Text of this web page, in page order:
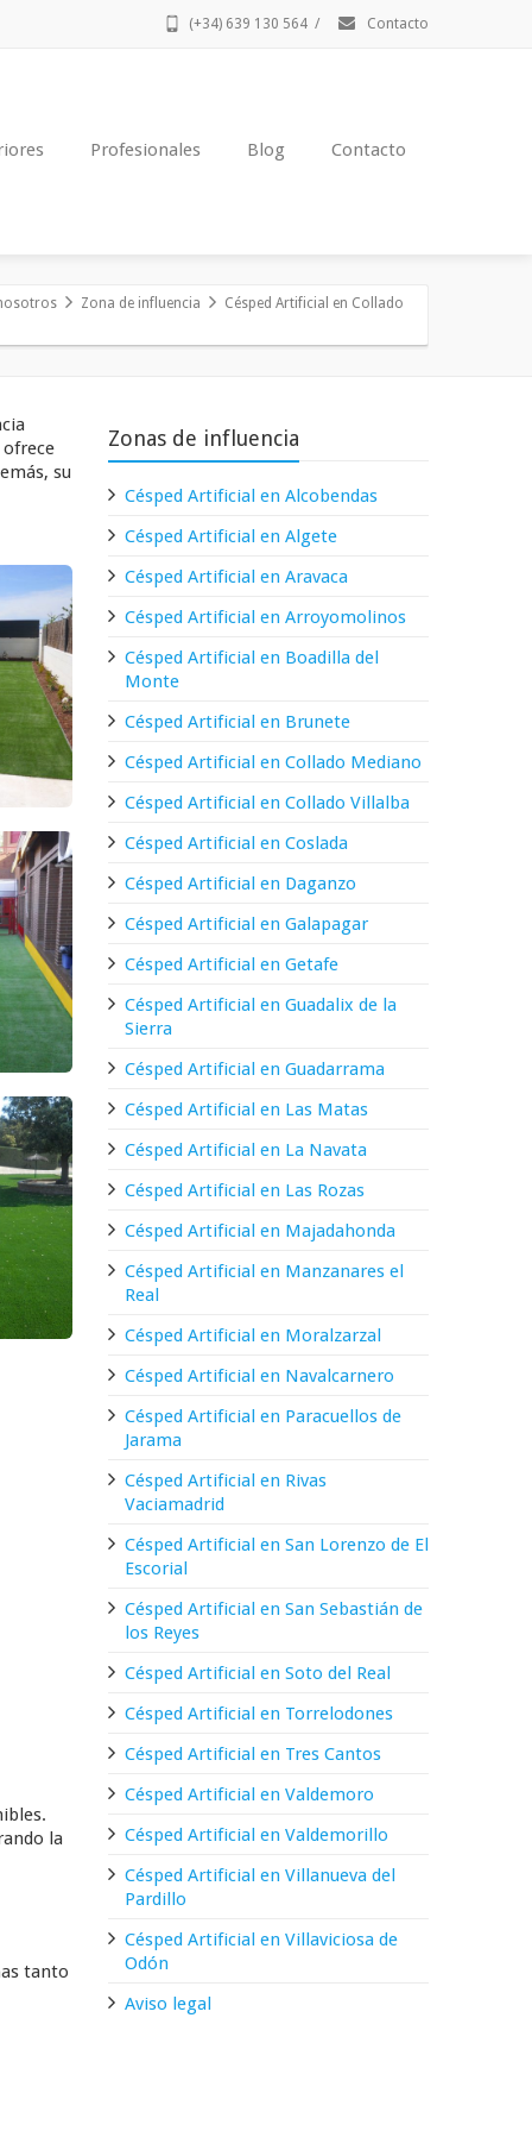
(+34) 639 130 564 / Contacto
Profesionales Blog Contacto
Zona de influencia Césped Artificial en Collado
su
la
tanto
Zonas de influencia
Césped Artificial en Alcobendas
Césped Artificial en Algete
Césped Artificial en Aravaca
Césped Artificial en Arroyomolinos
Césped Artificial en Boadilla del
Monte
Césped Artificial en Brunete
Césped Artificial en Collado Mediano
Césped Artificial en Collado Villalba
Césped Artificial en Coslada
Césped Artificial en Daganzo
Césped Artificial en Galapagar
Césped Artificial en Getafe
Césped Artificial en Guadalix de la
Sierra
Césped Artificial en Guadarrama
Césped Artificial en Las Matas
Césped Artificial en La Navata
Césped Artificial en Las Rozas
Césped Artificial en Majadahonda
Césped Artificial en Manzanares el
Real
Césped Artificial en Moralzarzal
Césped Artificial en Navalcarnero
Césped Artificial en Paracuellos de
Jarama
Césped Artificial en Rivas
Vaciamadrid
Césped Artificial en San Lorenzo de El
Escorial
Césped Artificial en San Sebastián de
los Reyes
Césped Artificial en Soto del Real
Césped Artificial en Torrelodones
Césped Artificial en Tres Cantos
Césped Artificial en Valdemoro
Césped Artificial en Valdemorillo
Césped Artificial en Villanueva del
Pardillo
Césped Artificial en Villaviciosa de
Odón
Aviso legal